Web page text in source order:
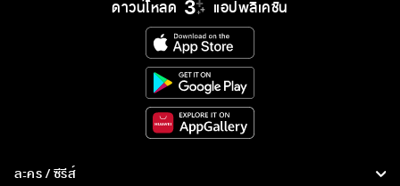
ดาวน์โหลด แอปพลิเคชั่น
ละคร / ซีรีส์